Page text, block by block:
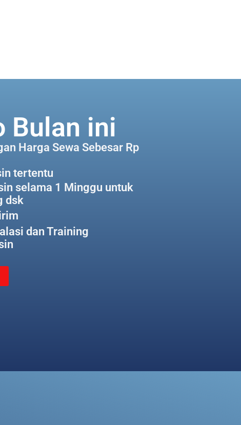
Bulan ini
Harga Sewa Sebesar Rp
tertentu
selama 1 Minggu untuk
dsk
dan Training